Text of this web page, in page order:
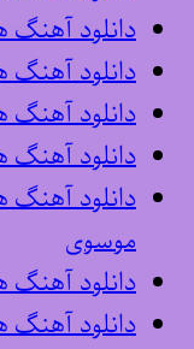
دانلود آهنگ
دانلود
دانلود آهنگ
دانلود
دانلود آهنگ
موسوی
دانلود آهنگ
دانلود